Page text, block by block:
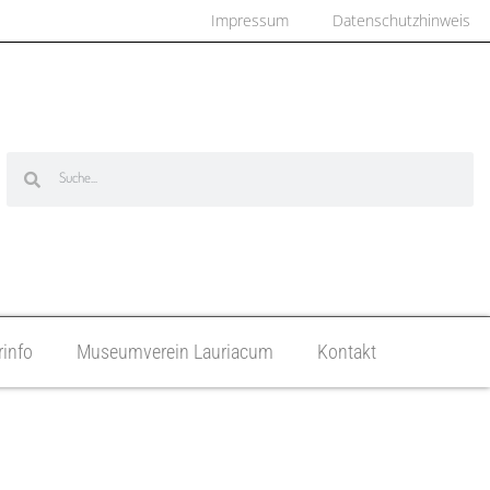
Impressum Datenschutzhinweis
Museumverein Lauriacum Kontakt